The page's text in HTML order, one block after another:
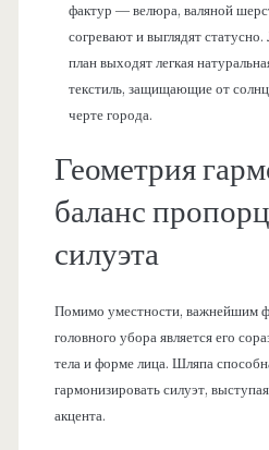
фактур — велюра, валяной
согревают и выглядят
план выходят легкая
текстиль, защищающие от
черте города.
Геометрия
баланс
силуэта
Помимо уместности, важнейшим
головного убора является его
тела и форме лица. Шляпа
гармонизировать силуэт,
акцента.